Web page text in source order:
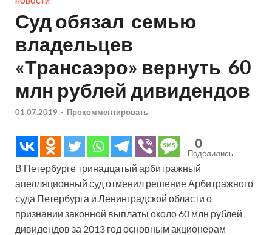
Суд обязал семью
владельцев
«Трансаэро» вернуть 60
млн рублей дивидендов
01.07.2019 - Прокомментировать
0
Поделились
В Петербурге тринадцатый арбитражный
апелляционный суд отменил решение Арбитражного
суда Петербурга и Ленинградской области о
признании законной выплаты около 60 млн рублей
дивидендов за 2013 год основным акционерам